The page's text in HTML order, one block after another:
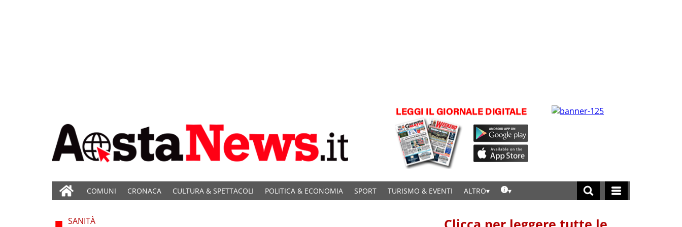
COMUNI CRONACA CULTURA & SPETTACOLI POLITICA & ECONOMIA SPORT TURISMO & EVENTI ALTRO
SANITÀ